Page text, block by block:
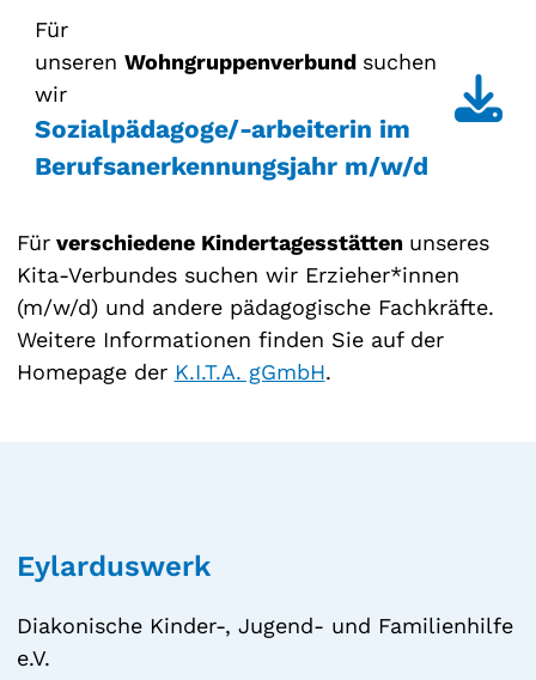
Für
unseren Wohngruppenverbund suchen
wir
Sozialpädagoge/-arbeiterin im
Berufsanerkennungsjahr m/w/d
Fürverschiedene Kindertagesstätten unseres
Kita-Verbundes suchen wir Erzieher*innen
(m/w/d) und andere pädagogische Fachkräfte.
Weitere Informationen finden Sie auf der
Homepage der K.I.T.A. gGmbH.
Eylarduswerk
Diakonische Kinder-, Jugend- und Familienhilfe
e.V.